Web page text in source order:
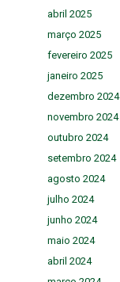
abril 2025
março 2025
fevereiro 2025
janeiro 2025
dezembro 2024
novembro 2024
outubro 2024
setembro 2024
agosto 2024
julho 2024
junho 2024
maio 2024
abril 2024